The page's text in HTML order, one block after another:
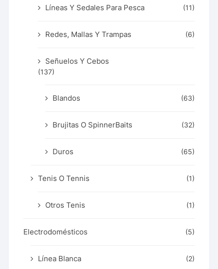
Líneas Y Sedales Para Pesca (11)
Redes, Mallas Y Trampas (6)
Señuelos Y Cebos
(137)
Blandos (63)
Brujitas O SpinnerBaits (32)
Duros (65)
Tenis O Tennis (1)
Otros Tenis (1)
Electrodomésticos (5)
Línea Blanca (2)